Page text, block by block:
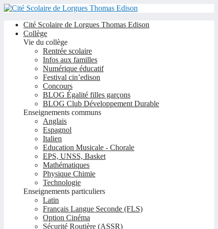
Cité Scolaire de Lorgues Thomas Edison
Collège
Vie du collège
Rentrée scolaire
Infos aux familles
Numérique éducatif
Festival cin’edison
Concours
BLOG Égalité filles garçons
BLOG Club Développement Durable
Enseignements communs
Anglais
Espagnol
Italien
Education Musicale - Chorale
EPS, UNSS, Basket
Mathématiques
Physique Chimie
Technologie
Enseignements particuliers
Latin
Français Langue Seconde (FLS)
Option Cinéma
Sécurité Routière (ASSR)